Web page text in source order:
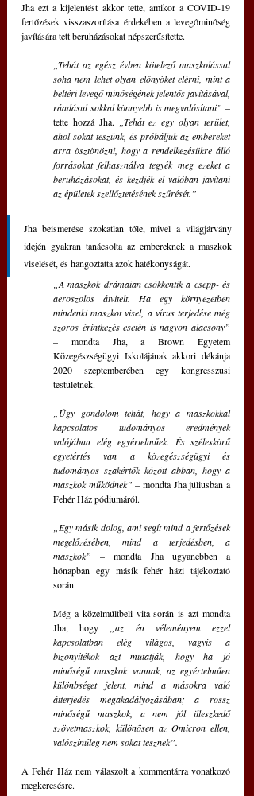
Jha ezt a kijelentést akkor tette, amikor a COVID-19
fertőzések visszaszorítása érdekében a levegőminőség
javítására tett beruházásokat népszerűsítette.
„Tehát az egész évben kötelező maszkolással
soha nem lehet olyan előnyöket elérni, mint a
beltéri levegő minőségének jelentős javításával,
ráadásul sokkal könnyebb is megvalósítani” –
tette hozzá Jha. „Tehát ez egy olyan terület,
ahol sokat teszünk, és próbáljuk az embereket
arra ösztönözni, hogy a rendelkezésükre álló
forrásokat felhasználva tegyék meg ezeket a
beruházásokat, és kezdjék el valóban javítani
az épületek szellőztetésének szűrését.”
Jha beismerése szokatlan tőle, mivel a világjárvány
idején gyakran tanácsolta az embereknek a maszkok
viselését, és hangoztatta azok hatékonyságát.
„A maszkok drámaian csökkentik a csepp- és
aeroszolos átvitelt. Ha egy környezetben
mindenki maszkot visel, a vírus terjedése még
– mondta Jha, a Brown Egyetem
Közegészségügyi Iskolájának akkori dékánja
2020 szeptemberében egy kongresszusi
testületnek.
„Úgy gondolom tehát, hogy a maszkokkal
kapcsolatos tudományos eredmények
valójában elég egyértelműek. És széleskörű
egyetértés van a közegészségügyi és
tudományos szakértők között abban, hogy a
maszkok működnek” – mondta Jha júliusban a
Fehér Ház pódiumáról.
„Egy másik dolog, ami segít mind a fertőzések
megelőzésében, mind a terjedésben, a
maszkok” – mondta Jha ugyanebben a
hónapban egy másik fehér házi tájékoztató
során.
Még a közelmúltbeli vita során is azt mondta
Jha, hogy „az én véleményem ezzel
kapcsolatban elég világos, vagyis a
bizonyítékok azt mutatják, hogy ha jó
minőségű maszkok vannak, az egyértelműen
különbséget jelent, mind a másokra való
átterjedés megakadályozásában; a rossz
minőségű maszkok, a nem jól illeszkedő
szövetmaszkok, különösen az Omicron ellen,
valószínűleg nem sokat tesznek”.
A Fehér Ház nem válaszolt a kommentárra vonatkozó
megkeresésre.